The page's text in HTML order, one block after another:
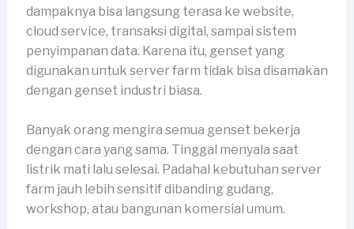
dampaknya bisa langsung terasa ke website,
cloud service, transaksi digital, sampai sistem
penyimpanan data. Karena itu, genset yang
digunakan untuk server farm tidak bisa disamakan
dengan genset industri biasa.
Banyak orang mengira semua genset bekerja
dengan cara yang sama. Tinggal menyala saat
listrik mati lalu selesai. Padahal kebutuhan server
farm jauh lebih sensitif dibanding gudang,
workshop, atau bangunan komersial umum.